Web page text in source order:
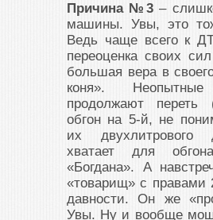
Причина №3–
машины. Увы, это
Ведь чаще всего к
переоценка своих
большая вера в
коня». Неопытные
продолжают переть
обгон на 5-й, не
их двухлитрового
хватает для
«Богдана». А
«товарищ» с правами
давности. Он же
Увы. Ну и вообще